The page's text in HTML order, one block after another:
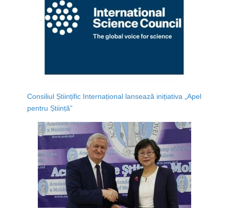
Consiliul Științific Internațional lansează inițiativa „Apel
pentru Știință”